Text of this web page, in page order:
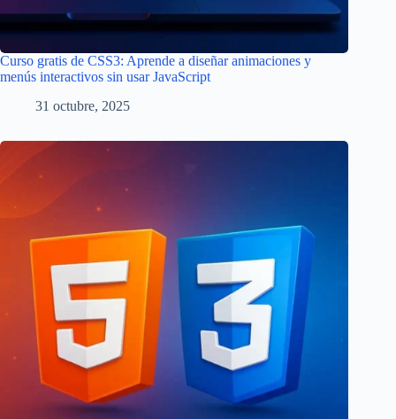
Curso gratis de CSS3: Aprende a diseñar animaciones y
menús interactivos sin usar JavaScript
31 octubre, 2025